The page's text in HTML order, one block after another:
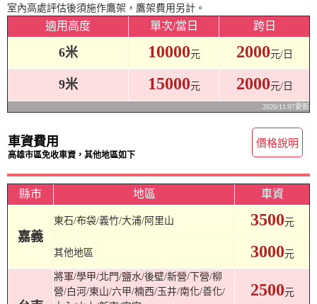
室內高處評估後須施作鷹架，鷹架費用另計。
適用高度 單次/當日 跨日
6米 10000元 2000元/日
9米 15000元 2000元/日
2020/11/07更新
車資費用
高雄市區免收車資，其他地區如下
價格說明
縣市 地區 車資
嘉義
東石/布袋/義竹/大浦/阿里山 3500元
其他地區 3000元
將軍/學甲/北門/鹽水/後壁/新營/下營/柳
營/白河/東山/六甲/楠西/玉井/南化/善化/
2500元